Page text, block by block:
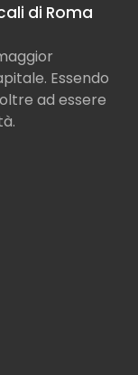
di Roma
Essendo
ad essere